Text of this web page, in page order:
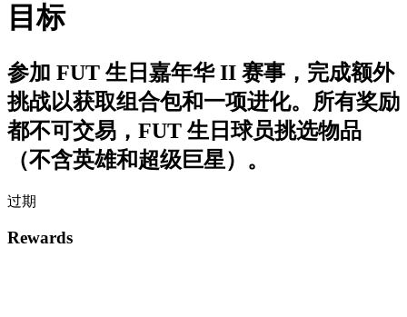
目标
参加 FUT 生日嘉年华 II 赛事，完成额外
挑战以获取组合包和一项进化。所有奖励
都不可交易，FUT 生日球员挑选物品
（不含英雄和超级巨星）。
过期
Rewards